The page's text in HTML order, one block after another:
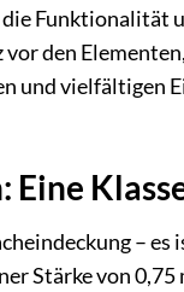
Funktionalität
den
und
Eine
–
Stärke von